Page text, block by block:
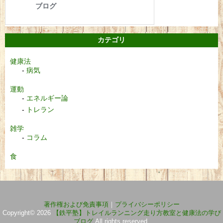
カテゴリ
健康法
病気
運動
エネルギー論
トレラン
雑学
コラム
食
著作権および免責事項｜ プライバシーポリシー
Copyright© 2026
【鉄平塾】トレイルランニング走り方教室と健康法の学び
ブログ All rights reserved.